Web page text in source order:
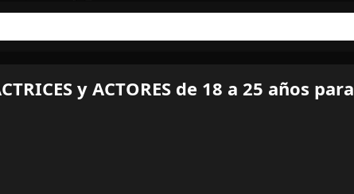
y ACTORES de 18 a 25 años para